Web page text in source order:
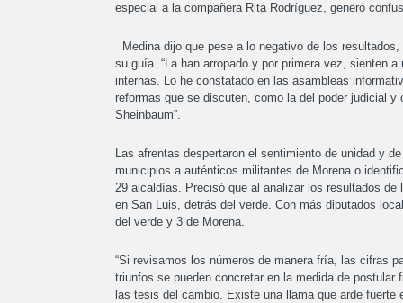
especial a la compañera Rita Rodríguez, generó
Medina dijo que pese a lo negativo de los
su guía. “La han arropado y por primera vez, sienten
internas. Lo he constatado en las asambleas
reformas que se discuten, como la del poder judicial
Sheinbaum”.
Las afrentas despertaron el sentimiento de unidad y
municipios a auténticos militantes de Morena o
29 alcaldías. Precisó que al analizar los resultados
en San Luis, detrás del verde. Con más diputados
del verde y 3 de Morena.
“Si revisamos los números de manera fría, las cifras
triunfos se pueden concretar en la medida de
las tesis del cambio. Existe una llama que arde